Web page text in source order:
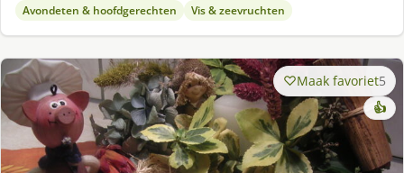
Avondeten & hoofdgerechten Vis & zeevruchten
Maak favoriet5
👍